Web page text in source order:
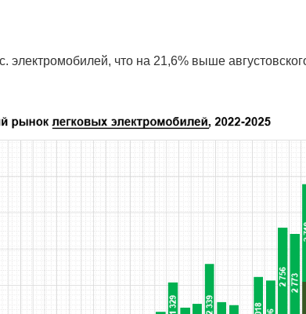
что на 21,6% выше